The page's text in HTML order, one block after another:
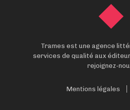
Trames est une agence
services de qualité aux
rejoignez-
Mentions légales